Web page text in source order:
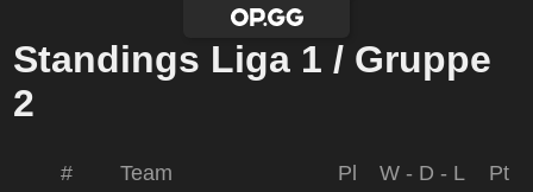
Standings Liga 1 / Gruppe
2
# Team Pl W - D - L Pt